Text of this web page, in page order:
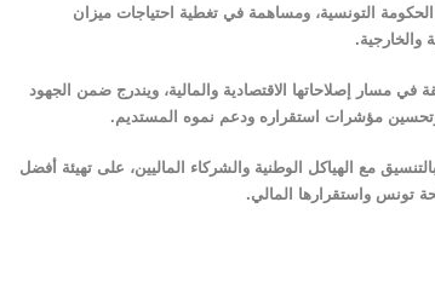
الحكومة التونسية، ومساهمة في تغطية احتياجات ميزان
والخارجية.
مسار إصلاحاتها الاقتصادية والمالية، ويندرج ضمن الجهود
وتحسين مؤشرات استقراره ودعم نموه المستديم.
مع الهياكل الوطنية والشركاء الماليين، على تهيئة أفضل
تونس واستقرارها المالي.